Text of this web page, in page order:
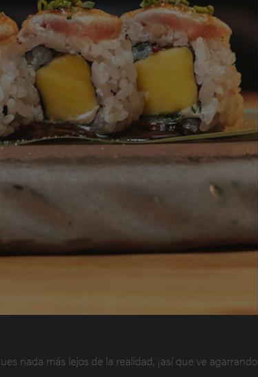
nada más lejos de la realidad, ¡así que ve agarrando